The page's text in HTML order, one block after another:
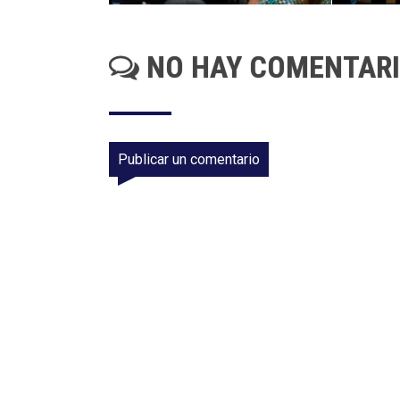
NO HAY
Publicar un comentario